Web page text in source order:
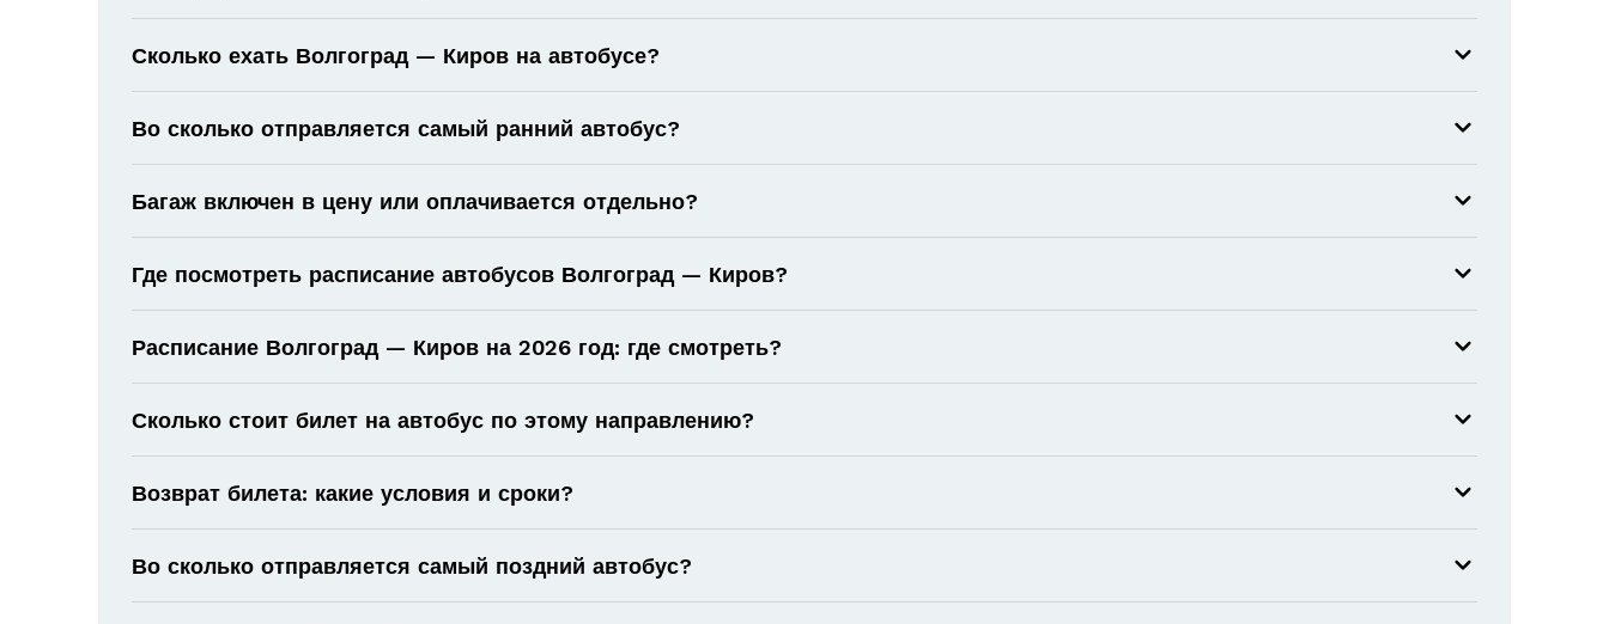
Сколько ехать Волгоград — Киров на автобусе?
Во сколько отправляется самый ранний автобус?
Багаж включен в цену или оплачивается отдельно?
Где посмотреть расписание автобусов Волгоград — Киров?
Расписание Волгоград — Киров на 2026 год: где смотреть?
Сколько стоит билет на автобус по этому направлению?
Возврат билета: какие условия и сроки?
Во сколько отправляется самый поздний автобус?